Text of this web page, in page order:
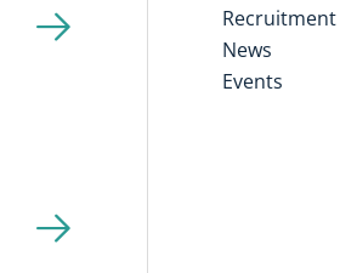
Recruitment
News
Events